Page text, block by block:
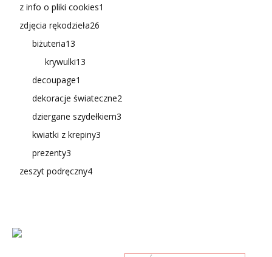
z info o pliki cookies1
zdjęcia rękodzieła26
biżuteria13
krywulki13
decoupage1
dekoracje świateczne2
dziergane szydełkiem3
kwiatki z krepiny3
prezenty3
zeszyt podręczny4